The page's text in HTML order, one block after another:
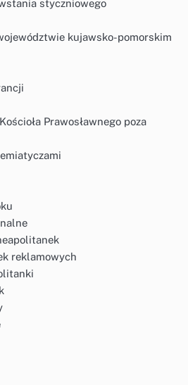
styczniowego
kujawsko-pomorskim
Prawosławnego poza
reklamowych